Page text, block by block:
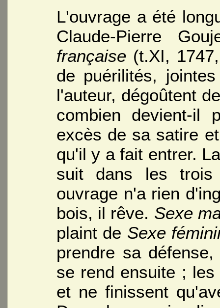
L'ouvrage a été
Claude-Pierre
française (t.XI,
de puérilités,
l'auteur, dégoûtent
combien devient-il
excès de sa satire
qu'il y a fait entrer.
suit dans les trois
ouvrage n'a rien
bois, il rêve. Sexe
plaint de Sexe
prendre sa
se rend ensuite ;
et ne finissent